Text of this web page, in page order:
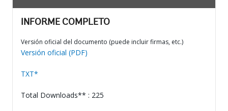
INFORME COMPLETO
Versión oficial del documento (puede incluir firmas, etc.)
Versión oficial (PDF)
TXT*
Total Downloads** : 225